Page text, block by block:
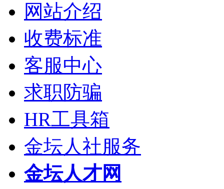
网站介绍
收费标准
客服中心
求职防骗
HR工具箱
金坛人社服务
金坛人才网